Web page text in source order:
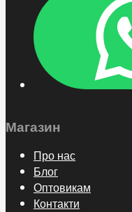
Магазин
Про нас
Блог
Оптовикам
Контакти